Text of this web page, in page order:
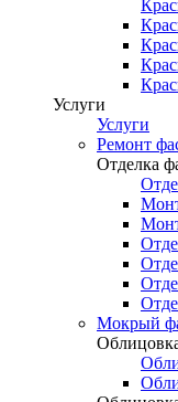
Услуги
Услуги
Ремонт
Отделка
Мокрый